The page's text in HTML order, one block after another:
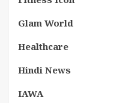
Glam World
Healthcare
Hindi News
IAWA